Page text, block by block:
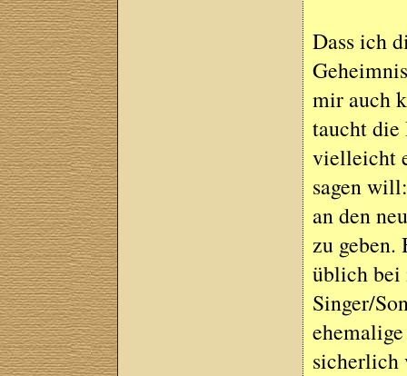
Dass ich
mir auch
taucht die
vielleicht
sagen
an den
zu
üblich bei
Singer/
sicherlich